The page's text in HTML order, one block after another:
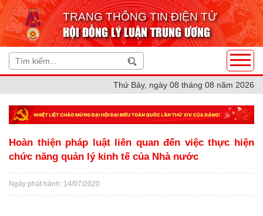
TRANG THÔNG TIN ĐIỆN TỬ
HỘI ĐỒNG LÝ LUẬN TRUNG ƯƠNG
Thứ Bảy, ngày 08 tháng 08 năm 2026
Hoàn thiện pháp luật liên quan đến việc thực hiện
chức năng quản lý kinh tế của Nhà nước
Ngày phát hành: 14/07/2020